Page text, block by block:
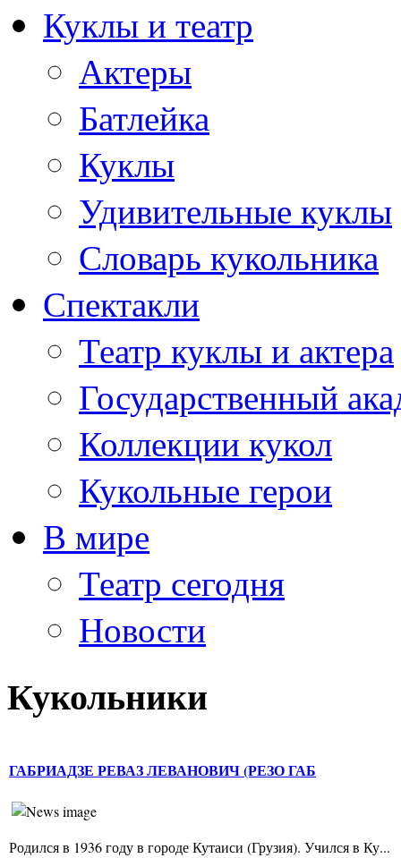
Куклы и театр
Актеры
Батлейка
Куклы
Удивительные куклы
Словарь кукольника
Спектакли
Театр куклы и актера
Государственный
Коллекции кукол
Кукольные герои
В мире
Театр сегодня
Новости
Кукольники
ГАБРИАДЗЕ РЕВАЗ ЛЕВАНОВИЧ (РЕЗО ГАБ
Родился в 1936 году в городе Кутаиси (Грузия). Учился в Ку...